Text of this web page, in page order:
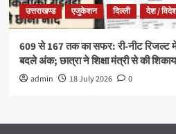
उत्तराखण्ड एजुकेशन दिल्ली देश /
609 से 167 तक का सफर: री-नीट रिजल्ट में
बदले अंक; छात्रा ने शिक्षा मंत्री से की
admin 18 July 2026 0